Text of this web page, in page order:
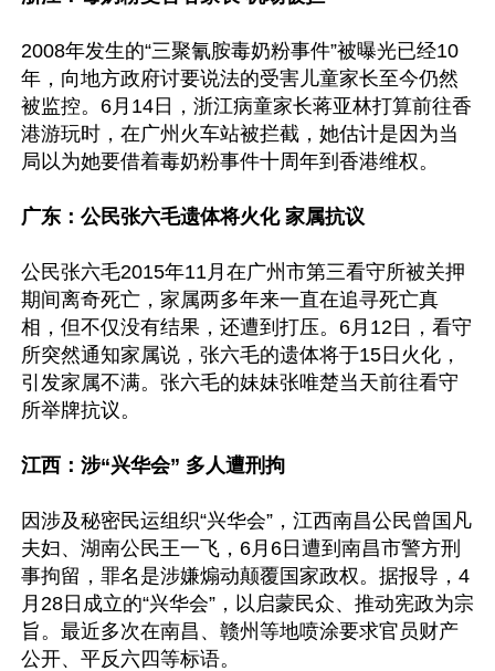
2008年发生的“三聚氰胺毒奶粉事件”被曝光已经10
年，向地方政府讨要说法的受害儿童家长至今仍然
被监控。6月14日，浙江病童家长蒋亚林打算前往香
港游玩时，在广州火车站被拦截，她估计是因为当
局以为她要借着毒奶粉事件十周年到香港维权。
广东：公民张六毛遗体将火化 家属抗议
公民张六毛2015年11月在广州市第三看守所被关押
期间离奇死亡，家属两多年来一直在追寻死亡真
相，但不仅没有结果，还遭到打压。6月12日，看守
所突然通知家属说，张六毛的遗体将于15日火化，
引发家属不满。张六毛的妹妹张唯楚当天前往看守
所举牌抗议。
江西：涉“兴华会” 多人遭刑拘
因涉及秘密民运组织“兴华会”，江西南昌公民曾国凡
夫妇、湖南公民王一飞，6月6日遭到南昌市警方刑
事拘留，罪名是涉嫌煽动颠覆国家政权。据报导，4
月28日成立的“兴华会”，以启蒙民众、推动宪政为宗
旨。最近多次在南昌、赣州等地喷涂要求官员财产
公开、平反六四等标语。